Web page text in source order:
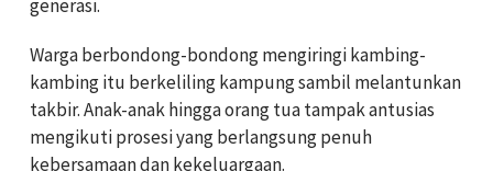
generasi.
Warga berbondong-bondong mengiringi kambing-
kambing itu berkeliling kampung sambil melantunkan
takbir. Anak-anak hingga orang tua tampak antusias
mengikuti prosesi yang berlangsung penuh
kebersamaan dan kekeluargaan.